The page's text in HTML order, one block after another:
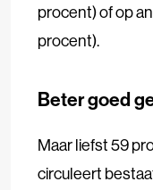
procent) of op
procent).
Beter goed
Maar liefst 59
circuleert